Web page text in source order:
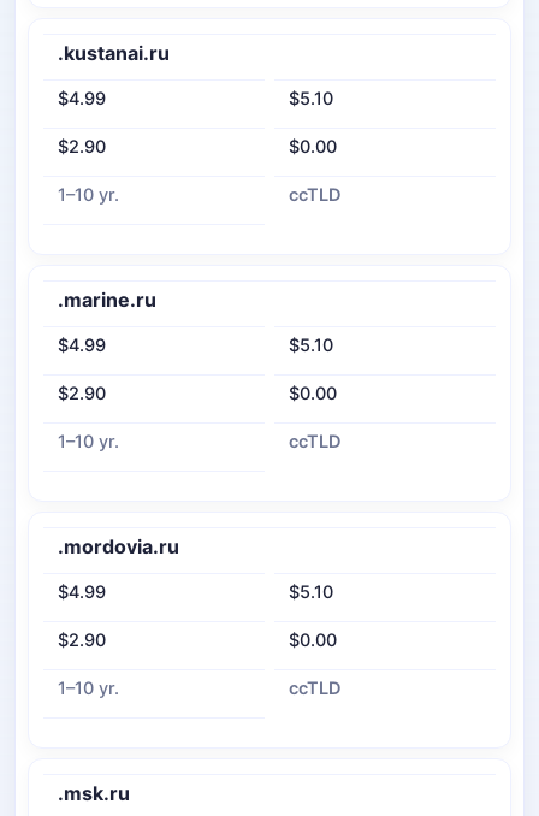
.kustanai.ru
$4.99 $5.10
$2.90 $0.00
1–10 yr. ccTLD
.marine.ru
$4.99 $5.10
$2.90 $0.00
1–10 yr. ccTLD
.mordovia.ru
$4.99 $5.10
$2.90 $0.00
1–10 yr. ccTLD
.msk.ru